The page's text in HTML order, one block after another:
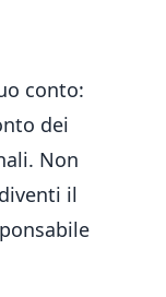
conto:
dei
Non
il